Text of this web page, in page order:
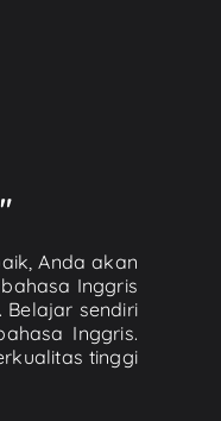
Anda akan
Inggris
sendiri
Inggris.
tinggi